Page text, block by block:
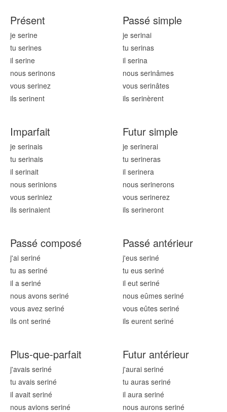
Présent
je serine
tu serines
il serine
nous serinons
vous serinez
ils serinent
Passé simple
je serinai
tu serinas
il serina
nous serinâmes
vous serinâtes
ils serinèrent
Imparfait
je serinais
tu serinais
il serinait
nous serinions
vous seriniez
ils serinaient
Futur simple
je serinerai
tu serineras
il serinera
nous serinerons
vous serinerez
ils serineront
Passé composé
j'ai seriné
tu as seriné
il a seriné
nous avons seriné
vous avez seriné
ils ont seriné
Passé antérieur
j'eus seriné
tu eus seriné
il eut seriné
nous eûmes seriné
vous eûtes seriné
ils eurent seriné
Plus-que-parfait
j'avais seriné
tu avais seriné
il avait seriné
nous avions seriné
Futur antérieur
j'aurai seriné
tu auras seriné
il aura seriné
nous aurons seriné